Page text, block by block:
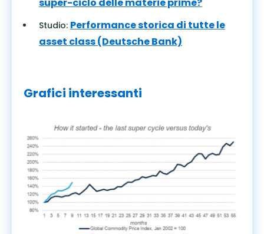
Studio: Performance storica di tutte le
asset class (Deutsche Bank)
Grafici interessanti